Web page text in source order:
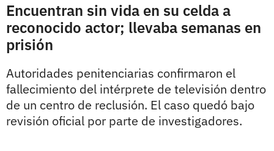
Encuentran sin vida en su celda a
reconocido actor; llevaba semanas en
prisión
Autoridades penitenciarias confirmaron el
fallecimiento del intérprete de televisión dentro
de un centro de reclusión. El caso quedó bajo
revisión oficial por parte de investigadores.